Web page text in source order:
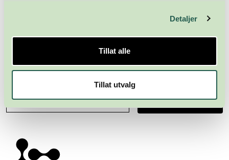
Detaljer
Tillat alle
Tillat utvalg
Meld deg på nyhetsbrevet
Abonner